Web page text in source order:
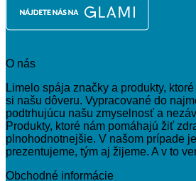
O nás
Limelo spája značky a produkty,
si našu dôveru. Vypracované do
podtrhujúcu našu zmyselnosť a
Produkty, ktoré nám pomáhajú žiť
plnohodnotnejšie. V našom prípade
prezentujeme, tým aj žijeme. A v to
Obchodné informácie